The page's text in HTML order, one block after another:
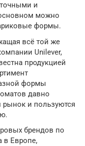
и
можно
формы.
всё той же
Unilever,
продукцией
формы
давно
и пользуются
брендов по
в Европе,